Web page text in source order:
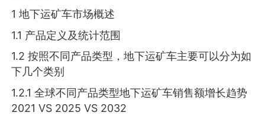
1 地下运矿车市场概述
1.1 产品定义及统计范围
1.2 按照不同产品类型，地下运矿车主要可以分为如
下几个类别
1.2.1 全球不同产品类型地下运矿车销售额增长趋势
2021 VS 2025 VS 2032